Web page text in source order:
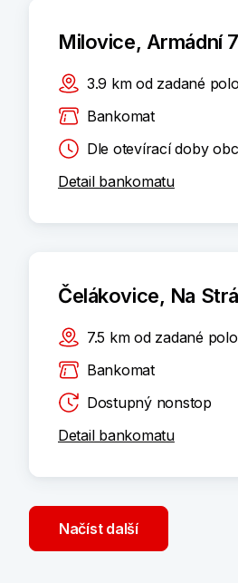
Milovice, Armádní
3.9 km od zadané
Bankomat
Dle otevírací doby
Detail bankomatu
Čelákovice, Na
7.5 km od zadané
Bankomat
Dostupný nonstop
Detail bankomatu
Načíst další